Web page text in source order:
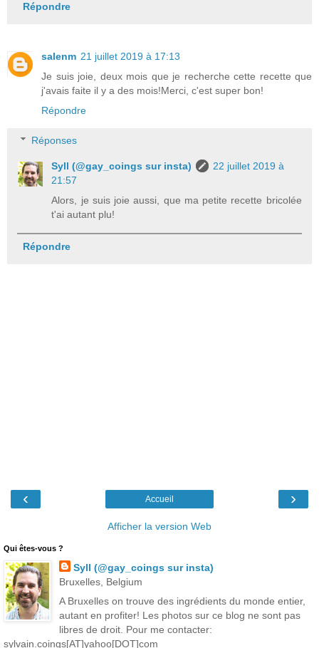
Répondre
salenm 21 juillet 2019 à 17:13
Je suis joie, deux mois que je recherche cette recette que
j'avais faite il y a des mois!Merci, c'est super bon!
Répondre
Réponses
Syll (@gay_coings sur insta)
22 juillet 2019 à
21:57
Alors, je suis joie aussi, que ma petite recette bricolée
t'ai autant plu!
Répondre
‹ ›
Accueil
Afficher la version Web
Qui êtes-vous ?
Syll (@gay_coings sur insta)
Bruxelles, Belgium
A Bruxelles on trouve des ingrédients du monde entier,
autant en profiter! Les photos sur ce blog ne sont pas
libres de droit. Pour me contacter:
sylvain.coings[AT]yahoo[DOT]com